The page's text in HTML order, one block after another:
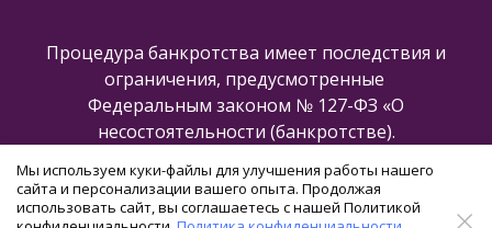
Процедура банкротства имеет последствия и
ограничения, предусмотренные
Федеральным законом № 127-ФЗ «О
несостоятельности (банкротстве).
Все права защищены @2025
Мы используем куки-файлы для улучшения работы нашего
сайта и персонализации вашего опыта. Продолжая
использовать сайт, вы соглашаетесь с нашей Политикой